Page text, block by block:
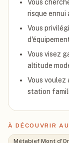
Vous
risque ennui
Vous
Vous visez
altitude
Vous
station
À DÉCOUVRIR
Métabief Mont d'Or